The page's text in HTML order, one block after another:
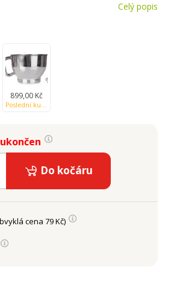
Celý popis
899,00 Kč
Poslední kusy skladem
Do kočáru
cena 79 Kč)